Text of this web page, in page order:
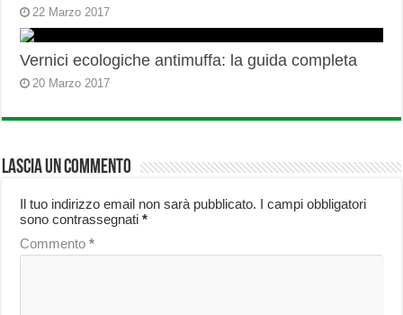
22 Marzo 2017
Vernici ecologiche antimuffa: la guida completa
20 Marzo 2017
Lascia un commento
Il tuo indirizzo email non sarà pubblicato. I campi obbligatori
sono contrassegnati*
Commento*